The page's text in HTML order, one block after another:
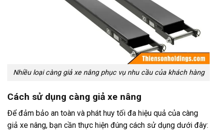
Nhiều loại càng giả xe nâng phục vụ nhu cầu của khách hàng
Cách sử dụng càng giả xe nâng
Để đảm bảo an toàn và phát huy tối đa hiệu quả của càng
giả xe nâng, bạn cần thực hiện đúng cách sử dụng dưới đây: